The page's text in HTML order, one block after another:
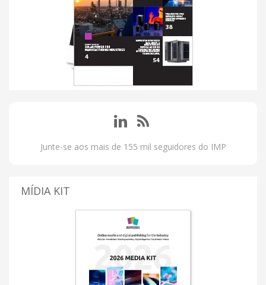
Junte-se aos mais de 155 mil seguidores do IMP
MÍDIA KIT